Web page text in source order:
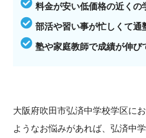
料金が安い低価格の近くの
部活や習い事が忙しくて通
塾や家庭教師で成績が伸び
大阪府吹田市弘済中学校学区に
ようなお悩みがあれば、弘済中